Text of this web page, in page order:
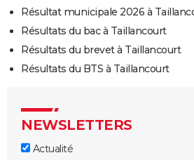
Résultat municipale 2026 à
Résultats du bac à Taillancourt
Résultats du brevet à Taillancourt
Résultats du BTS à Taillancourt
NEWSLETTERS
Actualité